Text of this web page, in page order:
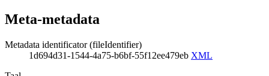
Meta-metadata
Metadata identificator (fileIdentifier)
1d694d31-1544-4a75-b6bf-55f12ee479eb XML